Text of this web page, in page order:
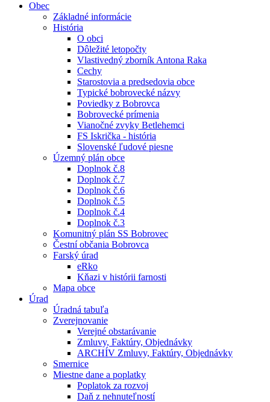
Obec
Základné informácie
História
O obci
Dôležité letopočty
Vlastivedný zborník Antona Raka
Cechy
Starostovia a predsedovia obce
Typické bobrovecké názvy
Poviedky z Bobrovca
Bobrovecké prímenia
Vianočné zvyky Betlehemci
FS Iskrička - história
Slovenské ľudové piesne
Územný plán obce
Doplnok č.8
Doplnok č.7
Doplnok č.6
Doplnok č.5
Doplnok č.4
Doplnok č.3
Komunitný plán SS Bobrovec
Čestní občania Bobrovca
Farský úrad
eRko
Kňazi v histórii farnosti
Mapa obce
Úrad
Úradná tabuľa
Zverejnovanie
Verejné obstarávanie
Zmluvy, Faktúry, Objednávky
ARCHÍV Zmluvy, Faktúry, Objednávky
Smernice
Miestne dane a poplatky
Poplatok za rozvoj
Daň z nehnuteľností